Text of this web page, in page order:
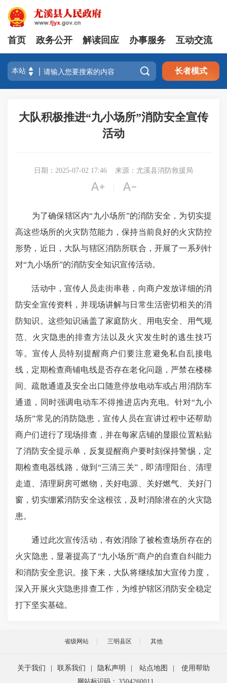
首页 政务公开 解读回应 办事服务 互动交流
 长者模式
大队积极推进“九小场所”消防安全宣传
活动
日期：2025-07-02 17:46 来源：尤溪县消防救援局
 
为了确保辖区内“九小场所”的消防安全，为切实提
高这些场所的火灾防范能力，保持当前良好的火灾防控
形势，近日，大队与辖区消防所联合，开展了一系列针
对“九小场所”的消防安全知识宣传活动。
活动中，宣传人员走街串巷，向商户发放详细的消
防安全宣传资料，并现场讲解与日常生活密切相关的消
防知识。这些知识涵盖了家庭防火、用电安全、用气规
范、火灾隐患的排查方法以及火灾发生时的逃生技巧
等。宣传人员特别提醒商户们要注意避免私自乱接电
线，定期检查商铺电线是否存在老化问题，严禁在楼梯
间、疏散通道及安全出口随意停放电动车或占用消防车
通道，同时强调电动车不得推进店内充电。针对“九小
场所”常见的消防隐患，宣传人员在宣讲过程中还帮助
商户们进行了现场排查，并在每家店铺的显眼位置粘贴
了消防安全提示单，反复提醒商户要时刻保持警惕，定
期检查电器线路，做到“三清三关”，即清理阳台、清理
走道、清理厨房可燃物，关好电源、关好燃气、关好门
窗，切实绷紧消防安全这根弦，及时消除潜在的火灾隐
患。
通过此次宣传活动，有效消除了被检查场所存在的
火灾隐患，显著提高了“九小场所”商户的自查自纠能力
和消防安全意识。接下来，大队将继续加大宣传力度，
深入开展火灾隐患排查工作，为维护辖区消防安全稳定
打下坚实基础。
省级网站 三明县区 其他
关于我们 联系我们 隐私声明 站点地图
使用帮助
网站标识码： 3504260011